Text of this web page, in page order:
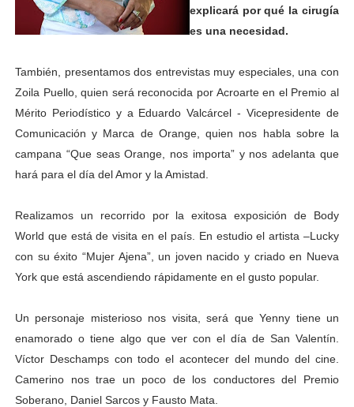
explicará por qué la cirugía
es una necesidad.
También, presentamos dos entrevistas muy especiales, una con
Zoila Puello, quien será reconocida por Acroarte en el Premio al
Mérito Periodístico y a Eduardo Valcárcel - Vicepresidente de
Comunicación y Marca de Orange, quien nos habla sobre la
campana “Que seas Orange, nos importa” y nos adelanta que
hará para el día del Amor y la Amistad.
Realizamos un recorrido por la exitosa exposición de Body
World que está de visita en el país. En estudio el artista –Lucky
con su éxito “Mujer Ajena”, un joven nacido y criado en Nueva
York que está ascendiendo rápidamente en el gusto popular.
Un personaje misterioso nos visita, será que Yenny tiene un
enamorado o tiene algo que ver con el día de San Valentín.
Víctor Deschamps con todo el acontecer del mundo del cine.
Camerino nos trae un poco de los conductores del Premio
Soberano, Daniel Sarcos y Fausto Mata.